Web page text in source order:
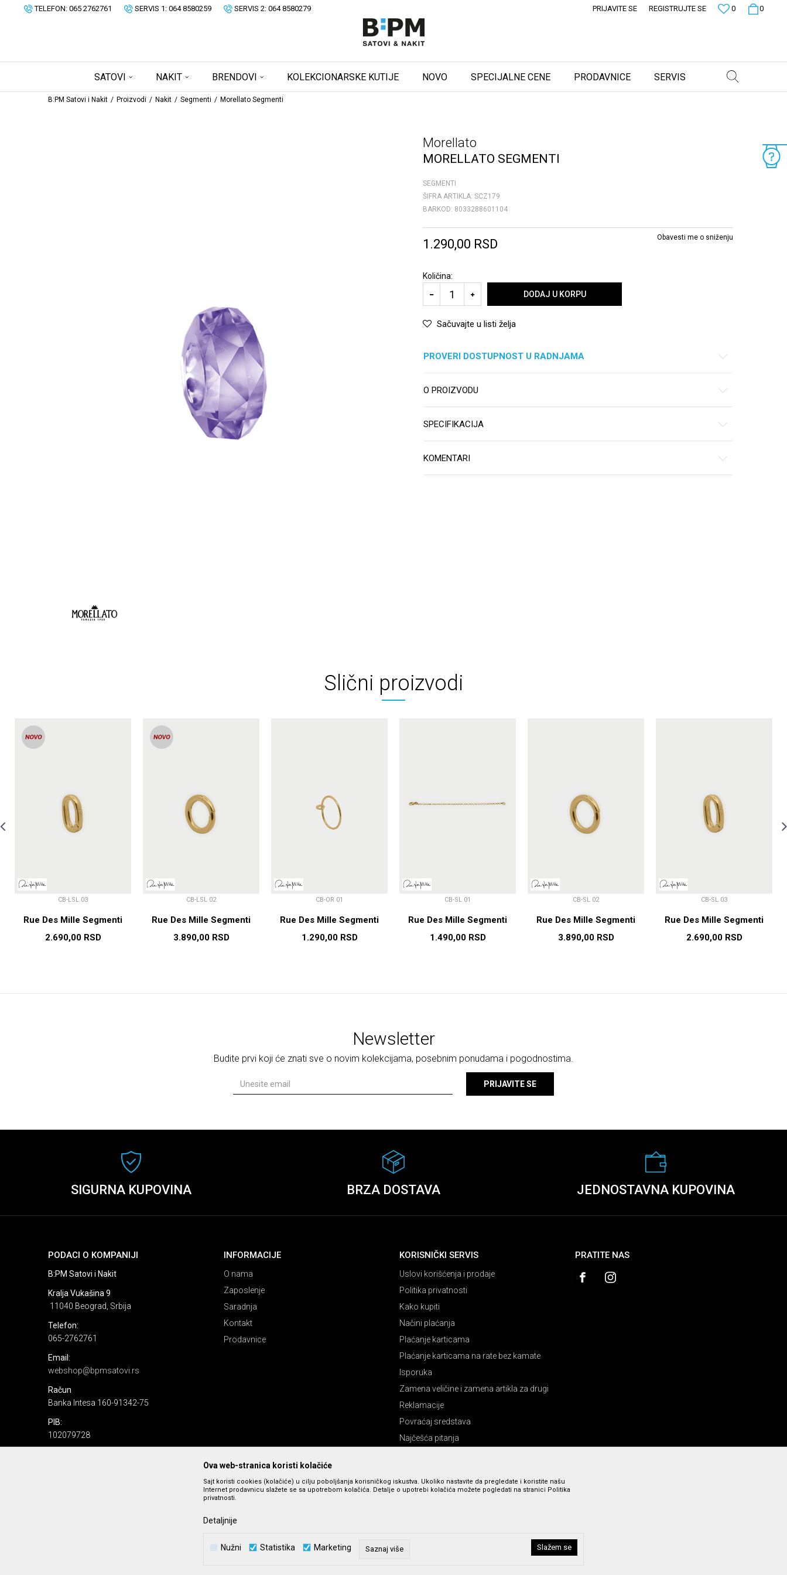
TELEFON: 065 2762761 SERVIS 1: 064 8580259 SERVIS 2: 064 8580279 0
0
PRIJAVITE SE REGISTRUJTE SE
SATOVI NAKIT BRENDOVI KOLEKCIONARSKE KUTIJE NOVO SPECIJALNE CENE PRODAVNICE SERVIS
B:PM Satovi i Nakit Proizvodi Nakit Segmenti Morellato Segmenti
Morellato
MORELLATO SEGMENTI
SEGMENTI
ŠIFRA ARTIKLA: SCZ179
BARKOD: 8033288601104
1.290,00 RSD Obavesti me o sniženju
Količina:
DODAJ U KORPU
Sačuvajte u listi želja
PROVERI DOSTUPNOST U RADNJAMA
O PROIZVODU
SPECIFIKACIJA
KOMENTARI
Slični proizvodi
CB-LSL 03
Rue Des Mille Segmenti
2.690,00 RSD
CB-LSL 02
Rue Des Mille Segmenti
3.890,00 RSD
CB-OR 01
Rue Des Mille Segmenti
1.290,00 RSD
CB-SL 01
Rue Des Mille Segmenti
1.490,00 RSD
CB-SL 02
Rue Des Mille Segmenti
3.890,00 RSD
CB-SL 03
Rue Des Mille Segmenti
2.690,00 RSD
Newsletter
Budite prvi koji će znati sve o novim kolekcijama, posebnim ponudama i pogodnostima.
PRIJAVITE SE
SIGURNA KUPOVINA BRZA DOSTAVA JEDNOSTAVNA KUPOVINA
PODACI O KOMPANIJI
B:PM Satovi i Nakit
Kralja Vukašina 9
11040 Beograd, Srbija
Telefon:
065-2762761
Email:
webshop@bpmsatovi.rs
Račun
Banka Intesa 160-91342-75
PIB:
102079728
INFORMACIJE
O nama
Zaposlenje
Saradnja
Kontakt
Prodavnice
KORISNIČKI SERVIS
Uslovi korišćenja i prodaje
Politika privatnosti
Kako kupiti
Načini plaćanja
Plaćanje karticama
Plaćanje karticama na rate bez kamate
Isporuka
Zamena veličine i zamena artikla za drugi
Reklamacije
Povraćaj sredstava
Najčešća pitanja
PRATITE NAS
Nastojimo da budemo što precizniji u opisu proizvoda, prikazu slika i cena, ali ne možemo da garantujemo da su sve informacije kompletne i bez grešaka. Svi prikazani artikli su deo naše ponude i ne
Ova web-stranica koristi kolačiće
Sajt koristi cookies (kolačiće) u cilju poboljšanja korisničkog iskustva. Ukoliko nastavite da pregledate i koristite našu
Internet prodavnicu slažete se sa upotrebom kolačića. Detalje o upotrebi kolačića možete pogledati na stranici Politika
privatnosti.
Detaljnije
Nužni Statistika Marketing Saznaj više Slažem se